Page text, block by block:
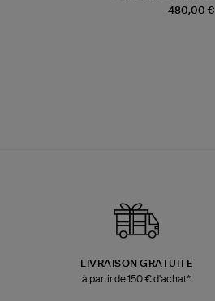
480,00 €
LIVRAISON GRATUITE
à partir de 150 € d'achat*